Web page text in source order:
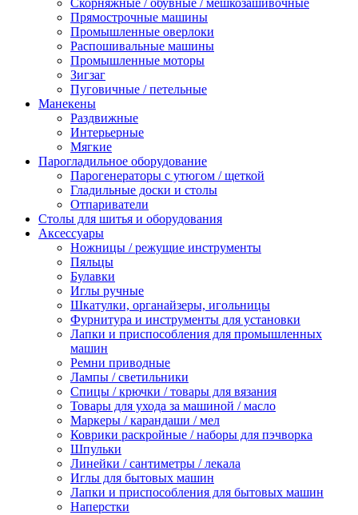
Скорняжные / обувные / мешкозашивочные
Прямострочные машины
Промышленные оверлоки
Распошивальные машины
Промышленные моторы
Зигзаг
Пуговичные / петельные
Манекены
Раздвижные
Интерьерные
Мягкие
Парогладильное оборудование
Парогенераторы с утюгом / щеткой
Гладильные доски и столы
Отпариватели
Столы для шитья и оборудования
Аксессуары
Ножницы / режущие инструменты
Пяльцы
Булавки
Иглы ручные
Шкатулки, органайзеры, игольницы
Фурнитура и инструменты для установки
Лапки и приспособления для промышленных
машин
Ремни приводные
Лампы / светильники
Спицы / крючки / товары для вязания
Товары для ухода за машиной / масло
Маркеры / карандаши / мел
Коврики раскройные / наборы для пэчворка
Шпульки
Линейки / сантиметры / лекала
Иглы для бытовых машин
Лапки и приспособления для бытовых машин
Наперстки